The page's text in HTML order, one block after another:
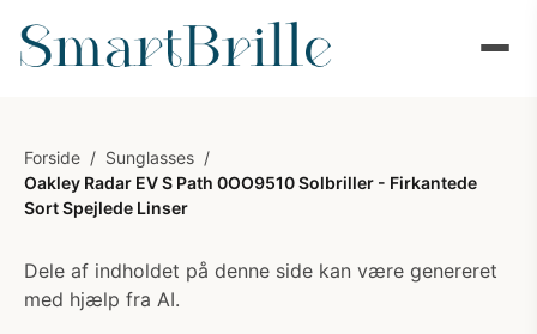
Forside / Sunglasses /
Oakley Radar EV S Path 0OO9510 Solbriller - Firkantede
Sort Spejlede Linser
Dele af indholdet på denne side kan være genereret
med hjælp fra AI.